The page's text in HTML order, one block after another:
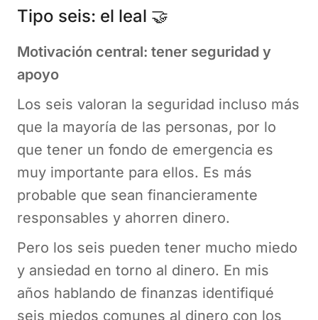
Tipo seis: el leal 🤝
Motivación central: tener seguridad y
apoyo
Los seis valoran la seguridad incluso más
que la mayoría de las personas, por lo
que tener un fondo de emergencia es
muy importante para ellos. Es más
probable que sean financieramente
responsables y ahorren dinero.
Pero los seis pueden tener mucho miedo
y ansiedad en torno al dinero. En mis
años hablando de finanzas identifiqué
seis miedos comunes al dinero con los